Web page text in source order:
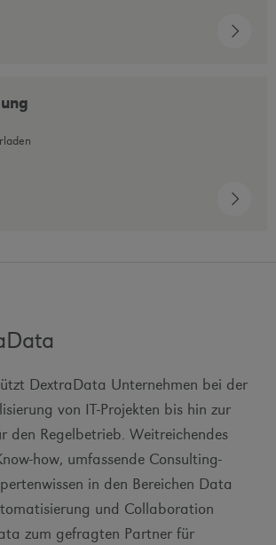
DextraData Unternehmen bei der
von IT-Projekten bis hin zur
den Regelbetrieb. Weitreichendes
how, umfassende Consulting-
in den Bereichen Data
und Collaboration
zum gefragten Partner für